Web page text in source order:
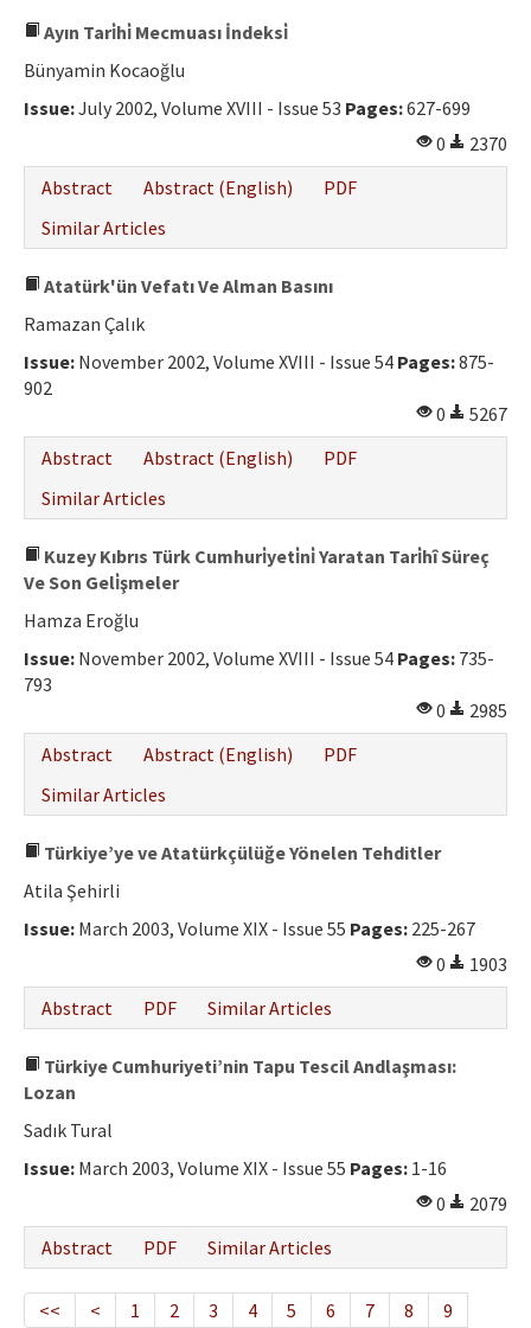
Ayın Tari̇hi̇ Mecmuası İndeksi̇
Bünyamin Kocaoğlu
Issue:July 2002, Volume XVIII - Issue 53 Pages:627-699
0
2370
Abstract
Abstract (English)
PDF
Similar Articles
Atatürk'ün Vefatı Ve Alman Basını
Ramazan Çalık
Issue: November 2002, Volume XVIII - Issue 54 Pages:875-
902
0
5267
Abstract
Abstract (English)
PDF
Similar Articles
Kuzey Kıbrıs Türk Cumhuri̇yeti̇ni̇ Yaratan Tari̇hî Süreç
Ve Son Geli̇şmeler
Hamza Eroğlu
Issue: November 2002, Volume XVIII - Issue 54 Pages: 735-
793
0
2985
Abstract
Abstract (English)
PDF
Similar Articles
Türkiye’ye ve Atatürkçülüğe Yönelen Tehditler
Atila Şehirli
Issue: March 2003, Volume XIX - Issue 55 Pages: 225-267
0
1903
Abstract
PDF Similar Articles
Türkiye Cumhuriyeti’nin Tapu Tescil Andlaşması:
Lozan
Sadık Tural
Issue: March 2003, Volume XIX - Issue 55 Pages: 1-16
0
2079
Abstract
PDF Similar Articles
<< < 1 2 3 4 5 6 7 8 9